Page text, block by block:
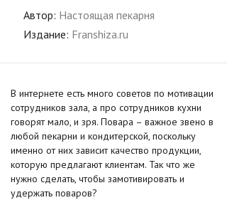
Автор: Настоящая пекарня
Издание: Franshiza.ru
В интернете есть много советов по мотивации
сотрудников зала, а про сотрудников кухни
говорят мало, и зря. Повара – важное звено в
любой пекарни и кондитерской, поскольку
именно от них зависит качество продукции,
которую предлагают клиентам. Так что же
нужно сделать, чтобы замотивировать и
удержать поваров?